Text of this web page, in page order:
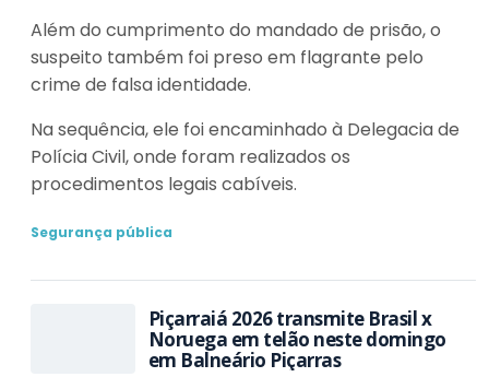
Além do cumprimento do mandado de prisão, o
suspeito também foi preso em flagrante pelo
crime de falsa identidade.
Na sequência, ele foi encaminhado à Delegacia de
Polícia Civil, onde foram realizados os
procedimentos legais cabíveis.
Segurança pública
Piçarraiá 2026 transmite Brasil x
Noruega em telão neste domingo
em Balneário Piçarras